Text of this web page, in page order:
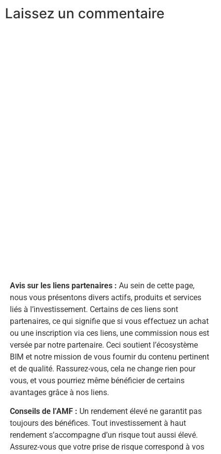
Laissez un commentaire
Avis sur les liens partenaires : Au sein de cette page,
nous vous présentons divers actifs, produits et services
liés à l’investissement. Certains de ces liens sont
partenaires, ce qui signifie que si vous effectuez un achat
ou une inscription via ces liens, une commission nous est
versée par notre partenaire. Ceci soutient l’écosystème
BIM et notre mission de vous fournir du contenu pertinent
et de qualité. Rassurez-vous, cela ne change rien pour
vous, et vous pourriez même bénéficier de certains
avantages grâce à nos liens.
Conseils de l’AMF : Un rendement élevé ne garantit pas
toujours des bénéfices. Tout investissement à haut
rendement s’accompagne d’un risque tout aussi élevé.
Assurez-vous que votre prise de risque correspond à vos